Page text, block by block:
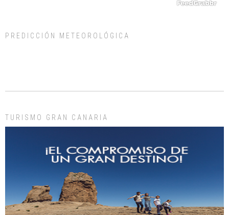
manso y extremadamente cari...
Adopción urgente
Busco adopción responsable para mi perra. Pastor alemán, hembra, 4 años. Por
motivos personales ...
PREDICCIÓN METEOROLÓGICA
TURISMO GRAN CANARIA